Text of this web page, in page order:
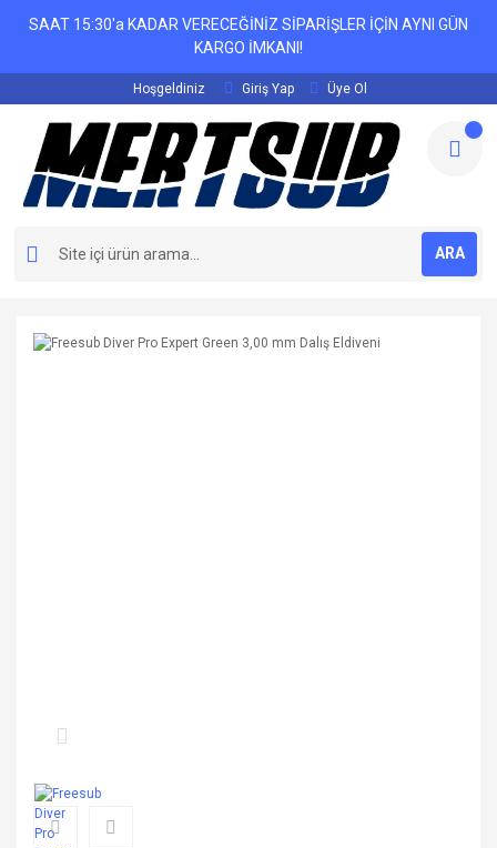
SAAT 15:30'a KADAR VERECEĞİNİZ SİPARİŞLER İÇİN AYNI GÜN
KARGO İMKANI!
Hoşgeldiniz Giriş Yap Üye Ol
ARA